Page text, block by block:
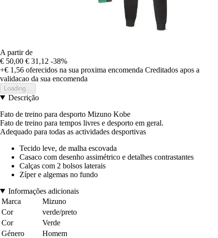
A partir de
€ 50,00 € 31,12 -38%
+€ 1,56 oferecidos na sua proxima encomenda Creditados apos a
validacao da sua encomenda
Loading...
Descrição
Fato de treino para desporto Mizuno Kobe
Fato de treino para tempos livres e desporto em geral.
Adequado para todas as actividades desportivas
Tecido leve, de malha escovada
Casaco com desenho assimétrico e detalhes contrastantes
Calças com 2 bolsos laterais
Zíper e algemas no fundo
Informações adicionais
Marca
Mizuno
Cor
verde/preto
Cor
Verde
Género
Homem